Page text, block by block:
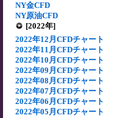
NY金CFD
NY原油CFD
[2022年]
2022年12月CFDチャート
2022年11月CFDチャート
2022年10月CFDチャート
2022年09月CFDチャート
2022年08月CFDチャート
2022年07月CFDチャート
2022年06月CFDチャート
2022年05月CFDチャート